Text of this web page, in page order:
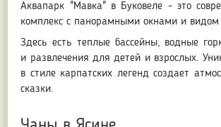
Аквапарк "Мавка" в Буковеле - это
комплекс с панорамными окнами и
Здесь есть теплые бассейны, водные
и развлечения для детей и взрослых.
в стиле карпатских легенд создает
сказки.